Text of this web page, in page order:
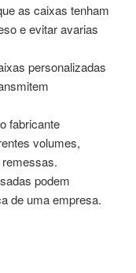
as caixas tenham
e evitar avarias
personalizadas
fabricante
volumes,
podem
de uma empresa.